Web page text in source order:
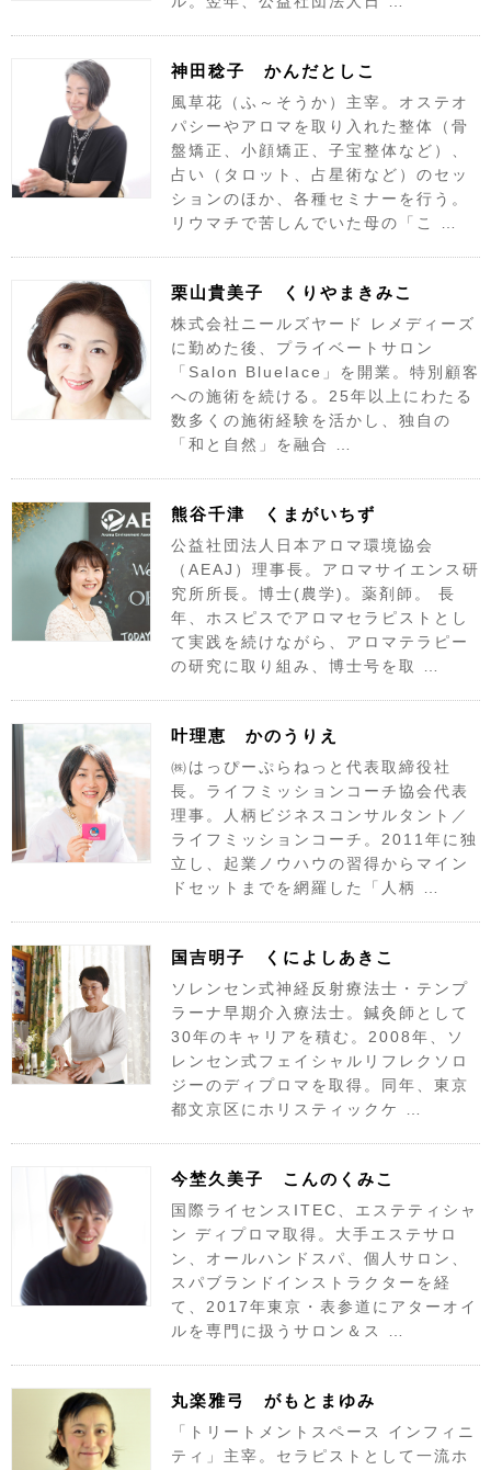
神田稔子 かんだとしこ
風草花（ふ～そうか）主宰。オステオ
パシーやアロマを取り入れた整体（骨
盤矯正、小顔矯正、子宝整体など）、
占い（タロット、占星術など）のセッ
ションのほか、各種セミナーを行う。
リウマチで苦しんでいた母の「こ …
栗山貴美子 くりやまきみこ
株式会社ニールズヤード レメディーズ
に勤めた後、プライベートサロン
「Salon Bluelace」を開業。特別顧客
への施術を続ける。25年以上にわたる
数多くの施術経験を活かし、独自の
「和と自然」を融合 …
熊谷千津 くまがいちず
公益社団法人日本アロマ環境協会
（AEAJ）理事長。アロマサイエンス研
究所所長。博士(農学)。薬剤師。 長
年、ホスピスでアロマセラピストとし
て実践を続けながら、アロマテラピー
の研究に取り組み、博士号を取 …
叶理恵 かのうりえ
㈱はっぴーぷらねっと代表取締役社
長。ライフミッションコーチ協会代表
理事。人柄ビジネスコンサルタント／
ライフミッションコーチ。2011年に独
立し、起業ノウハウの習得からマイン
ドセットまでを網羅した「人柄 …
国吉明子 くによしあきこ
ソレンセン式神経反射療法士・テンプ
ラーナ早期介入療法士。鍼灸師として
30年のキャリアを積む。2008年、ソ
レンセン式フェイシャルリフレクソロ
ジーのディプロマを取得。同年、東京
都文京区にホリスティックケ …
今埜久美子 こんのくみこ
国際ライセンスITEC、エステティシャ
ン ディプロマ取得。大手エステサロ
ン、オールハンドスパ、個人サロン、
スパブランドインストラクターを経
て、2017年東京・表参道にアターオイ
ルを専門に扱うサロン＆ス …
丸楽雅弓 がもとまゆみ
「トリートメントスペース インフィニ
ティ」主宰。セラピストとして一流ホ